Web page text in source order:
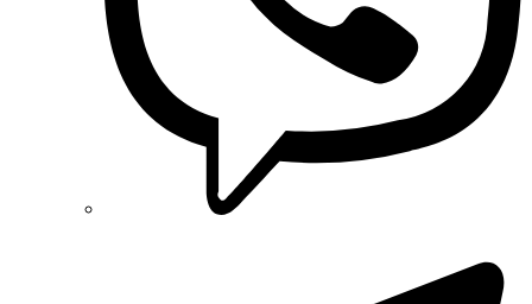
Raut (Україна)
Reliance (Україна)
REM POWER (Словенія)
Schneider-Electric (Франція)
Smart-MAIC